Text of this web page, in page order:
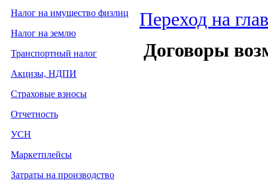
Налог на имущество физлиц
Налог на землю
Транспортный налог
Акцизы, НДПИ
Страховые взносы
Отчетность
УСН
Маркетплейсы
Затраты на производство
Переход на
Договоры